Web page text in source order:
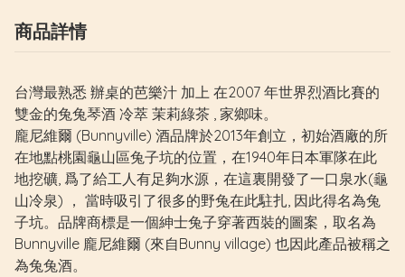
商品詳情
台灣最熟悉 辦桌的芭樂汁 加上 在2007 年世界烈酒比賽的
雙金的兔兔琴酒 冷萃 茉莉綠茶 , 家鄉味。
龐尼維爾 (Bunnyville) 酒品牌於2013年創立，初始酒廠的所
在地點桃園龜山區兔子坑的位置，在1940年日本軍隊在此
地挖礦, 爲了給工人有足夠水源，在這裏開發了一口泉水(龜
山冷泉) ， 當時吸引了很多的野兔在此駐扎, 因此得名為兔
子坑。品牌商標是一個紳士兔子穿著西裝的圖案，取名為
Bunnyville 龐尼維爾 (來自Bunny village) 也因此產品被稱之
為兔兔酒。